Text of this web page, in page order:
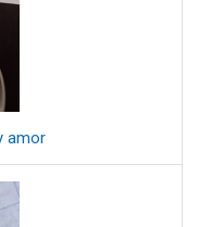
amor